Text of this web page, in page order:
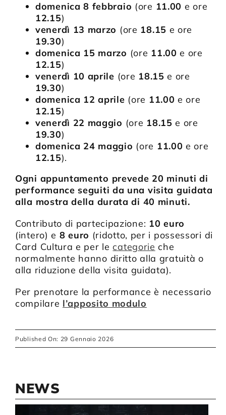
domenica 8 febbraio (ore 11.00 e ore
12.15)
venerdì 13 marzo (ore 18.15 e ore
19.30)
domenica 15 marzo (ore 11.00 e ore
12.15)
venerdì 10 aprile (ore 18.15 e ore
19.30)
domenica 12 aprile (ore 11.00 e ore
12.15)
venerdì 22 maggio (ore 18.15 e ore
19.30)
domenica 24 maggio (ore 11.00 e ore
12.15).
Ogni appuntamento prevede 20 minuti di
performance seguiti da una visita guidata
alla mostra della durata di 40 minuti.
Contributo di partecipazione: 10 euro
(intero) e 8 euro (ridotto, per i possessori di
Card Cultura e per lecategorie che
normalmente hanno diritto alla gratuità o
alla riduzione della visita guidata).
Per prenotare la performance è necessario
compilare l’apposito modulo
Published On: 29 Gennaio 2026
NEWS